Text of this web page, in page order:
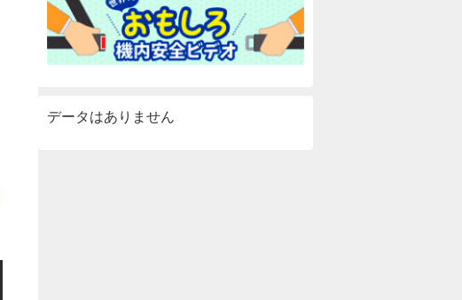
データはありません